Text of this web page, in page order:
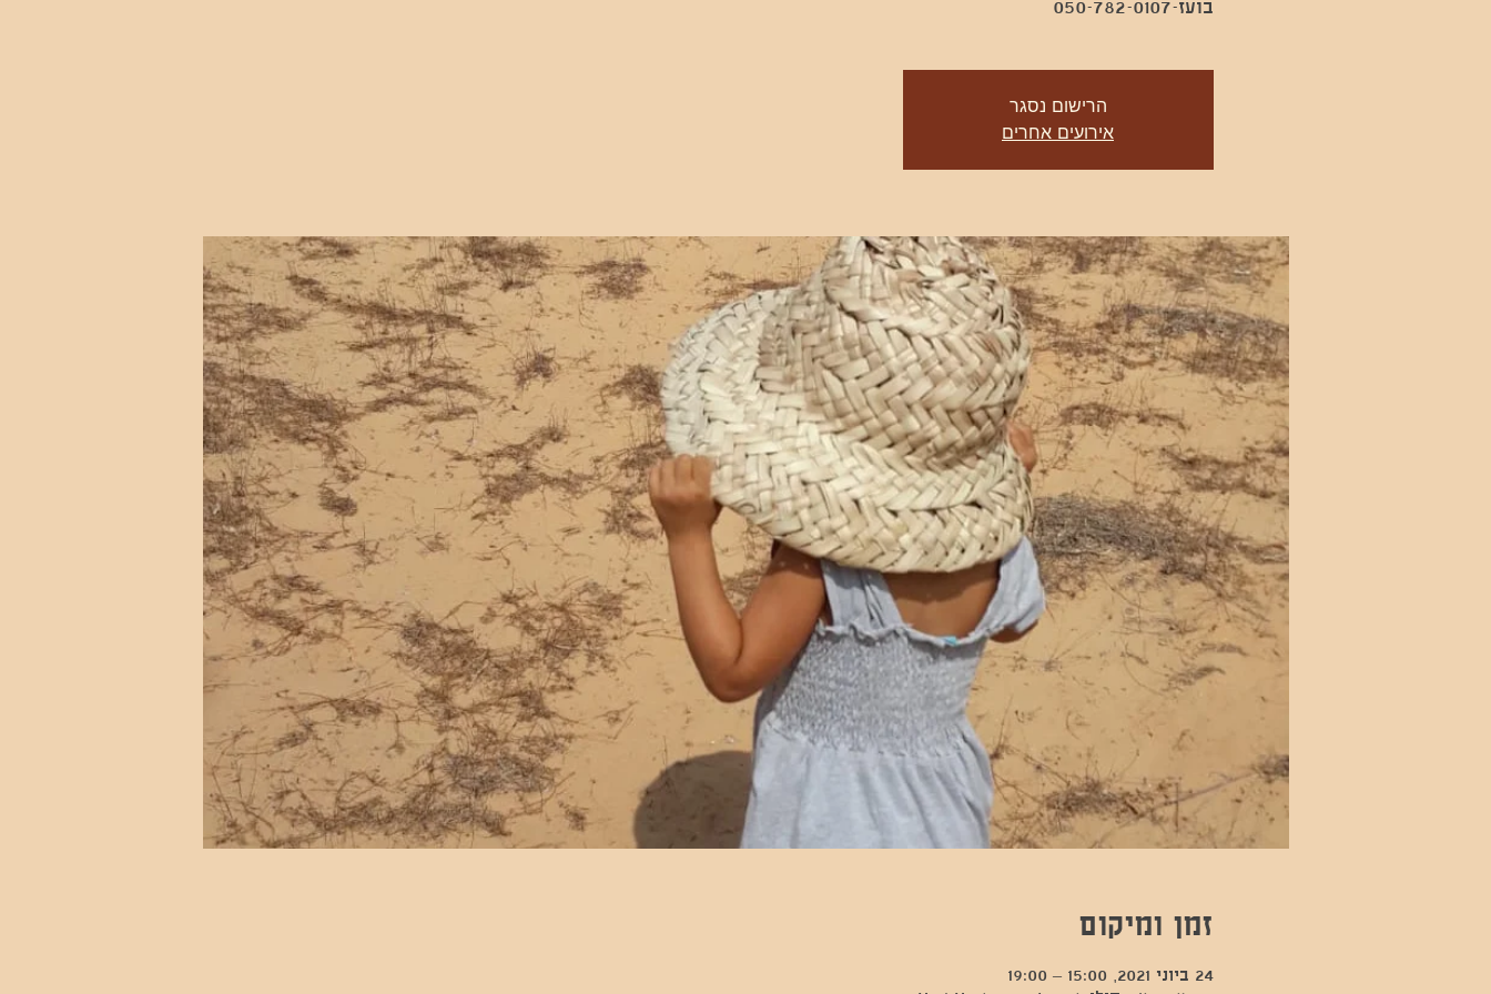
בועז-050-782-0107
הרישום נסגר
אירועים אחרים
זמן ומיקום
24 ביוני 2021, 15:00 – 19:00